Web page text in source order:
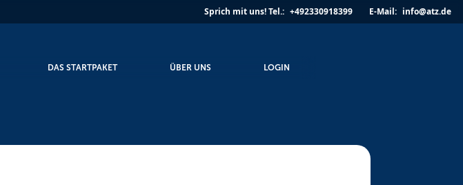
Sprich mit uns!Tel.: +492330918399 E-Mail: info@atz.de
DAS STARTPAKET ÜBER UNS LOGIN